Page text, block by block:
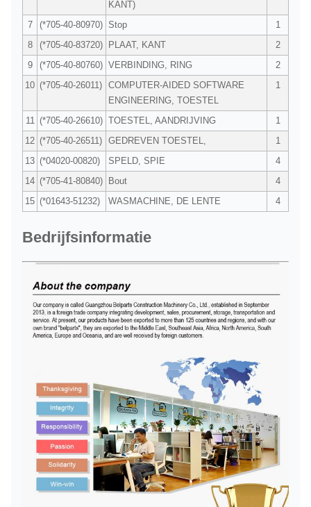
KANT)
7 (*705-40-80970) Stop
1
8
(*705-40-83720) PLAAT, KANT
2
9
(*705-40-80760) VERBINDING, RING
2
10 (*705-40-26011) COMPUTER-AIDED SOFTWARE
ENGINEERING, TOESTEL
1
11 (*705-40-26610) TOESTEL, AANDRIJVING
1
12 (*705-40-26511) GEDREVEN TOESTEL,
1
13 (*04020-00820) SPELD, SPIE
4
14 (*705-41-80840) Bout
4
15 (*01643-51232) WASMACHINE, DE LENTE 4
Bedrijfsinformatie